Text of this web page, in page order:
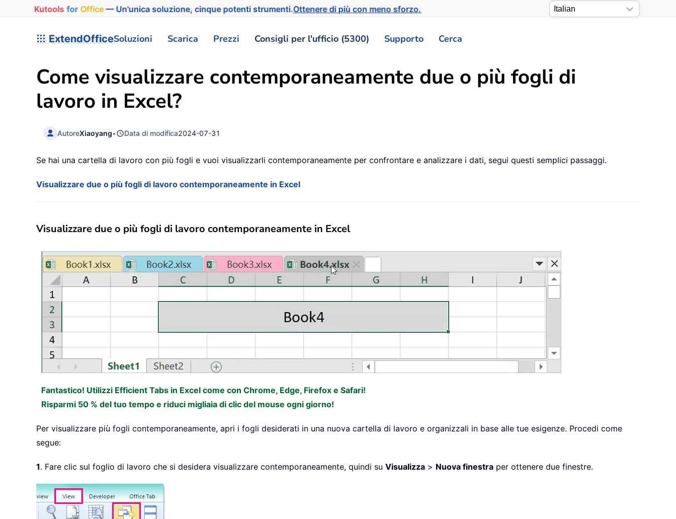
Kutools for Office— Un'unica soluzione, cinque potenti strumenti.Ottenere di più con meno sforzo.
ExtendOfficeSoluzioni Scarica Prezzi Consigli per l'ufficio (5300) Supporto Cerca
Come visualizzare contemporaneamente due o più fogli di
lavoro in Excel?
AutoreXiaoyang• Data di modifica2024-07-31
Se hai una cartella di lavoro con più fogli e vuoi visualizzarli contemporaneamente per confrontare e analizzare i dati, segui questi semplici passaggi.
Visualizzare due o più fogli di lavoro contemporaneamente in Excel
Visualizzare due o più fogli di lavoro contemporaneamente in Excel
Fantastico! Utilizzi Efficient Tabs in Excel come con Chrome, Edge, Firefox e Safari!
Risparmi 50 % del tuo tempo e riduci migliaia di clic del mouse ogni giorno!
Per visualizzare più fogli contemporaneamente, apri i fogli desiderati in una nuova cartella di lavoro e organizzali in base alle tue esigenze. Procedi come
segue:
1. Fare clic sul foglio di lavoro che si desidera visualizzare contemporaneamente, quindi su Visualizza > Nuova finestra per ottenere due finestre.